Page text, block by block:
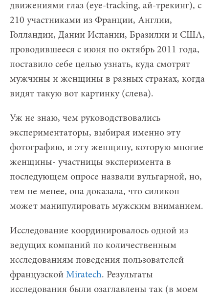
движениями глаз (eye-tracking, ай-трекинг), с
210 участниками из Франции, Англии,
Голландии, Дании Испании, Бразилии и США,
проводившееся с июня по октябрь 2011 года,
поставило себе целью узнать, куда смотрят
мужчины и женщины в разных странах, когда
видят такую вот картинку (слева).
Уж не знаю, чем руководствовались
экспериментаторы, выбирая именно эту
фотографию, и эту женщину, которую многие
женщины- участницы эксперимента в
последующем опросе назвали вульгарной, но,
тем не менее, она доказала, что силикон
может манипулировать мужским вниманием.
Исследование координировалось одной из
ведущих компаний по количественным
исследованиям поведения пользователей
французской Miratech. Результаты
исследования были озаглавлены так (в моем